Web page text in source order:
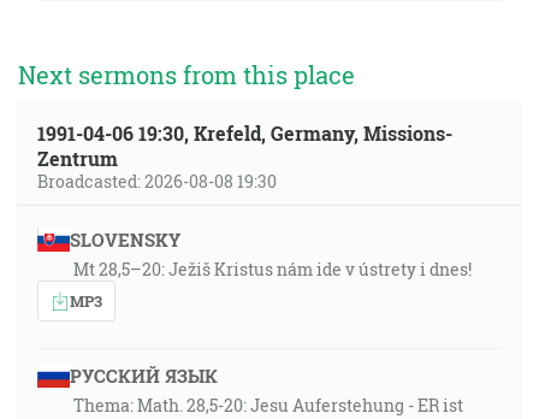
Next sermons from this place
1991-04-06 19:30, Krefeld, Germany, Missions-
Zentrum
Broadcasted: 2026-08-08 19:30
SLOVENSKY
Mt 28,5–20: Ježiš Kristus nám ide v ústrety i dnes!
MP3
РУССКИЙ ЯЗЫК
Thema: Math. 28,5-20: Jesu Auferstehung - ER ist